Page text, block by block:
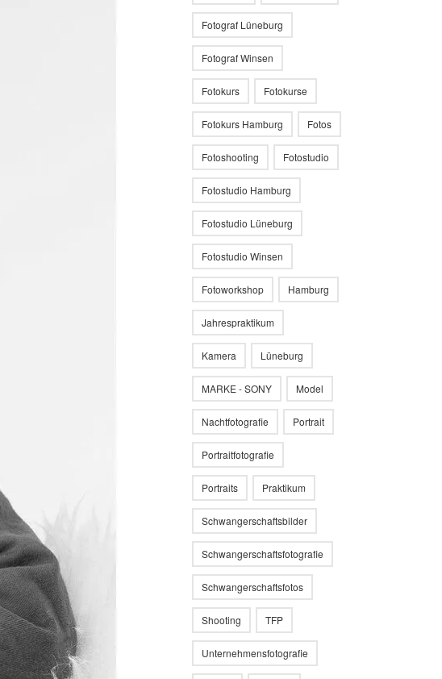
Fotograf Lüneburg
Fotograf Winsen
Fotokurs Fotokurse
Fotokurs Hamburg Fotos
Fotoshooting Fotostudio
Fotostudio Hamburg
Fotostudio Lüneburg
Fotostudio Winsen
Fotoworkshop Hamburg
Jahrespraktikum
Kamera Lüneburg
MARKE - SONY Model
Nachtfotografie Portrait
Portraitfotografie
Portraits Praktikum
Schwangerschaftsbilder
Schwangerschaftsfotografie
Schwangerschaftsfotos
Shooting TFP
Unternehmensfotografie